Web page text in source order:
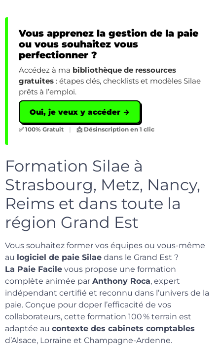
Vous apprenez la gestion de la paie
ou vous souhaitez vous
perfectionner ?
Accédez à ma bibliothèque de ressources
gratuites : étapes clés, checklists et modèles Silae
prêts à l’emploi.
Oui, je veux y accéder →
✅ 100% Gratuit | 📩 Désinscription en 1 clic
Formation Silae à
Strasbourg, Metz, Nancy,
Reims et dans toute la
région Grand Est
Vous souhaitez former vos équipes ou vous-même
au logiciel de paie Silae dans le Grand Est ?
La Paie Facile vous propose une formation
complète animée par Anthony Roca, expert
indépendant certifié et reconnu dans l’univers de la
paie. Conçue pour doper l’efficacité de vos
collaborateurs, cette formation 100 % terrain est
adaptée au contexte des cabinets comptables
d’Alsace, Lorraine et Champagne-Ardenne.